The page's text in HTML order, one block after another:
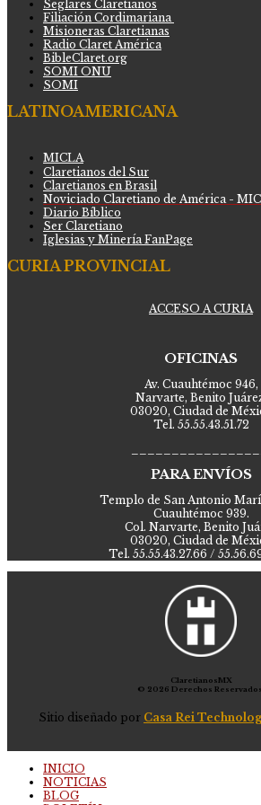
Seglares Claretianos
Filiación Cordimariana
Misioneras Claretianas
Radio Claret América
BibleClaret.org
SOMI ONU
SOMI
LATINOAMERICANA
MICLA
Claretianos del Sur
Claretianos en Brasil
Noviciado Claretiano de América -
Diario Bíblico
Ser Claretiano
Iglesias y Minería FanPage
CURIA PROVINCIAL
ACCESO A CURIA
OFICINAS
Av. Cuauhtémoc 946,
Narvarte, Benito
03020, Ciudad de
Tel. 55.55.43.51.72
PARA ENVÍOS
Templo de San Antonio
Cuauhtémoc 939.
Col. Narvarte, Benito
03020, Ciudad de
Tel. 55.55.43.27.66 /
ClaretianosMX
© 2026 Derechos
Sitio diseñado por Casa Rei
INICIO
NOTICIAS
BLOG